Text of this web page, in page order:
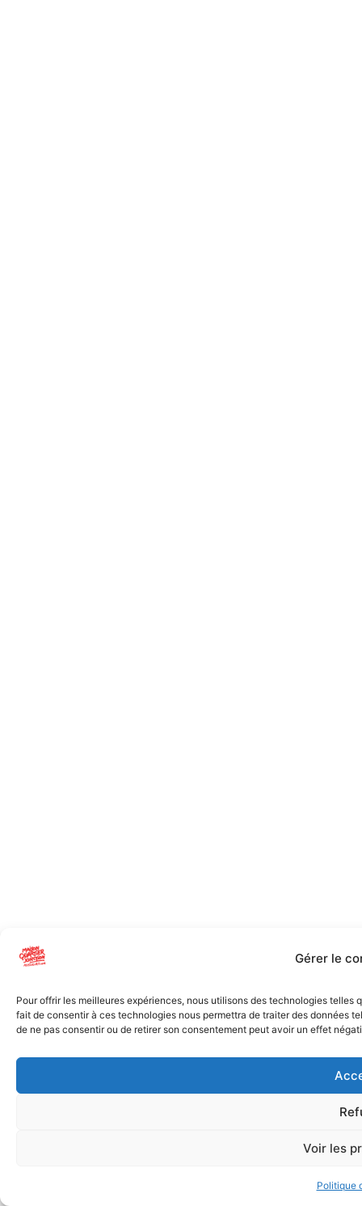
Gérer le
Pour offrir les meilleures expériences, nous utilisons des technologies
fait de consentir à ces technologies nous permettra de traiter des données
de ne pas consentir ou de retirer son consentement peut avoir un effet
Voir les
Politique